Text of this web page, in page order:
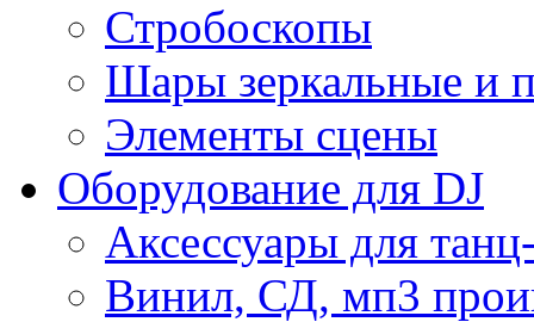
Стробоскопы
Шары зеркальные и
Элементы сцены
Оборудование для DJ
Аксессуары для
Винил, СД, мп3